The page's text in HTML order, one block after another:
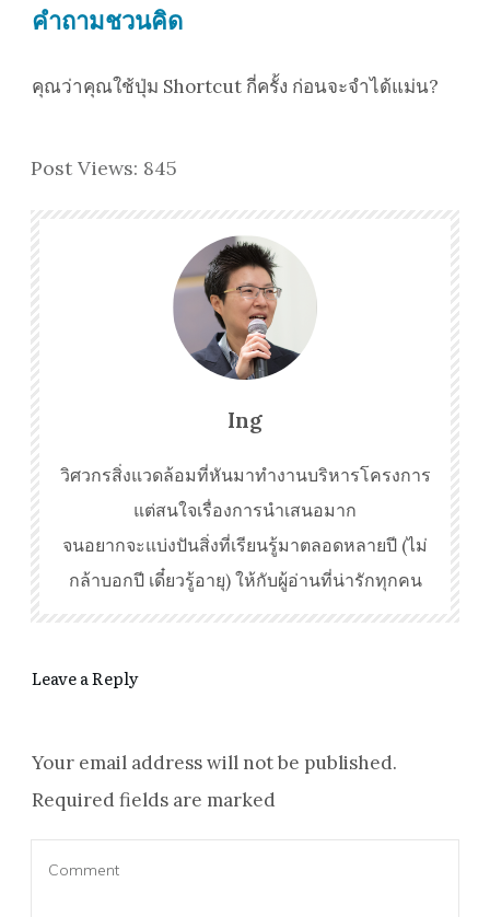
คำถามชวนคิด
คุณว่าคุณใช้ปุ่ม Shortcut กี่ครั้ง ก่อนจะจำได้แม่น?
Post Views: 845
Ing
วิศวกรสิ่งแวดล้อมที่หันมาทำงานบริหารโครงการ
แต่สนใจเรื่องการนำเสนอมาก
จนอยากจะแบ่งปันสิ่งที่เรียนรู้มาตลอดหลายปี (ไม่
กล้าบอกปี เดี๋ยวรู้อายุ) ให้กับผู้อ่านที่น่ารักทุกคน
Leave a Reply
Your email address will not be published.
Required fields are marked